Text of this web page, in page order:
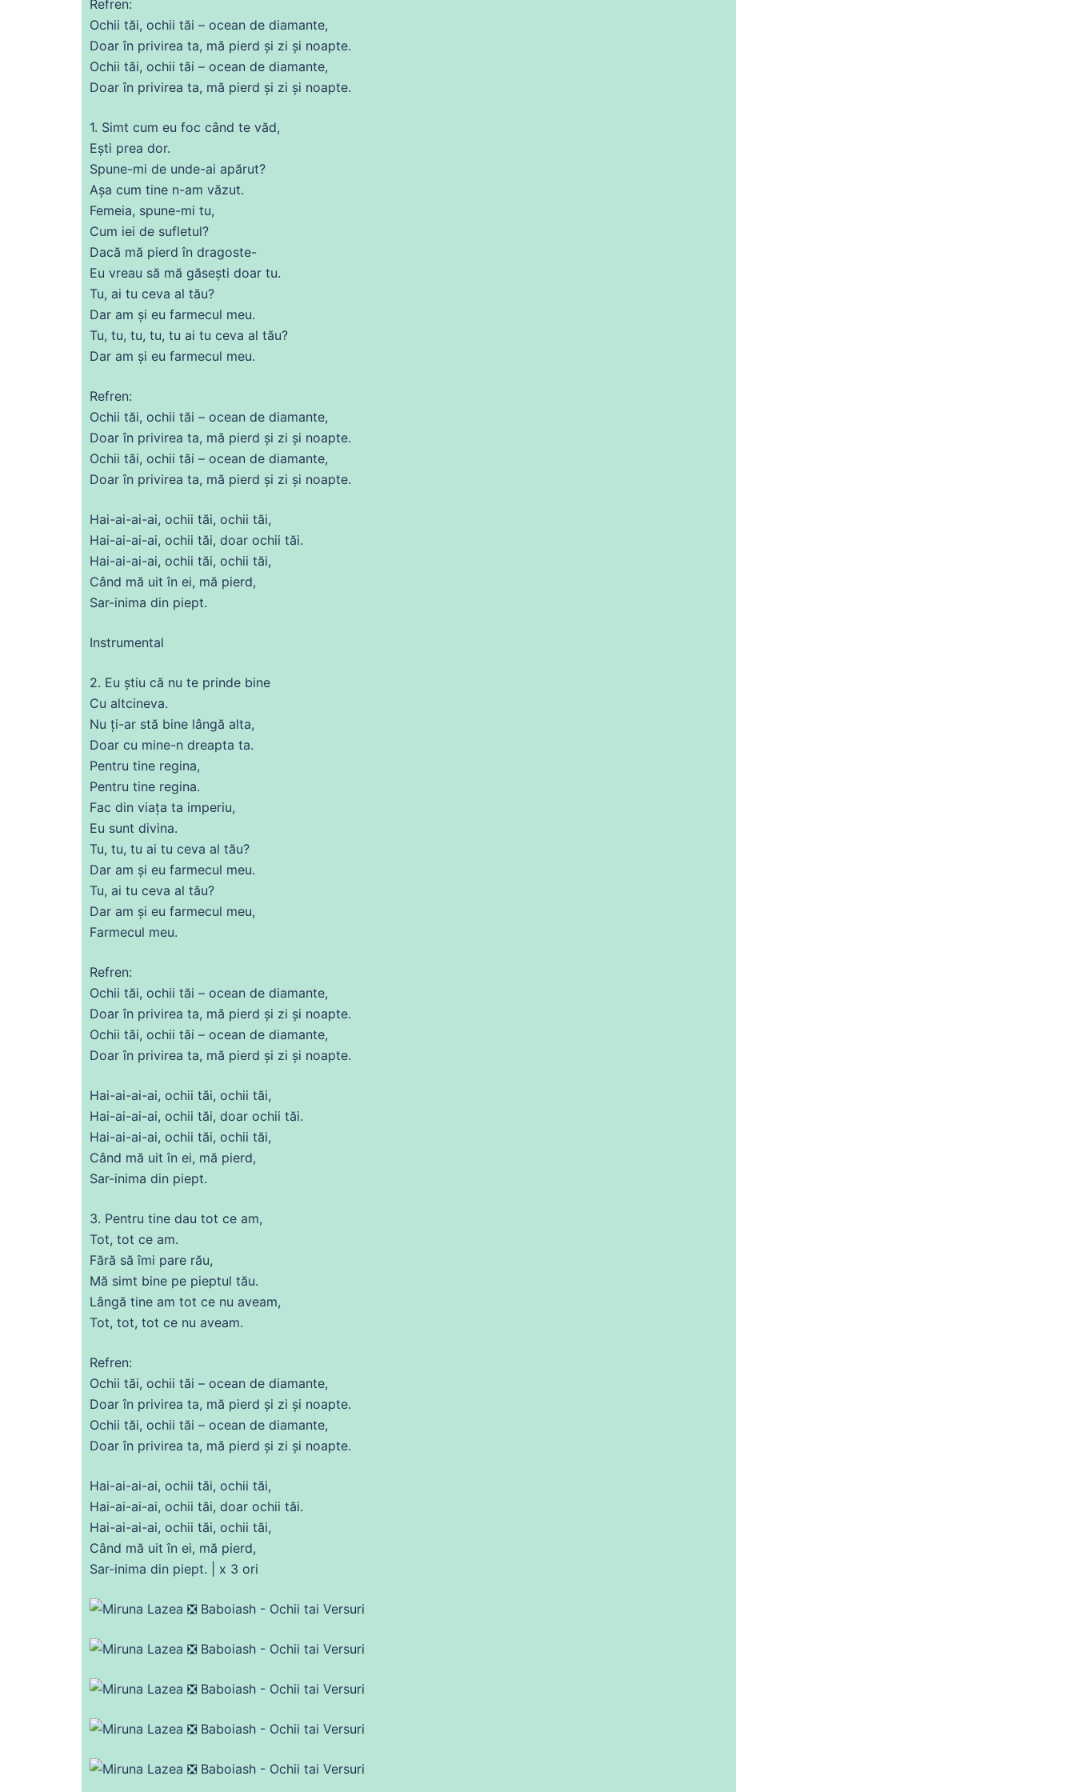
Refren:
Ochii tăi, ochii tăi – ocean de diamante,
Doar în privirea ta, mă pierd și zi și noapte.
Ochii tăi, ochii tăi – ocean de diamante,
Doar în privirea ta, mă pierd și zi și noapte.
1. Simt cum eu foc când te văd,
Ești prea dor.
Spune-mi de unde-ai apărut?
Așa cum tine n-am văzut.
Femeia, spune-mi tu,
Cum iei de sufletul?
Dacă mă pierd în dragoste-
Eu vreau să mă găsești doar tu.
Tu, ai tu ceva al tău?
Dar am și eu farmecul meu.
Tu, tu, tu, tu, tu ai tu ceva al tău?
Dar am și eu farmecul meu.
Refren:
Ochii tăi, ochii tăi – ocean de diamante,
Doar în privirea ta, mă pierd și zi și noapte.
Ochii tăi, ochii tăi – ocean de diamante,
Doar în privirea ta, mă pierd și zi și noapte.
Hai-ai-ai-ai, ochii tăi, ochii tăi,
Hai-ai-ai-ai, ochii tăi, doar ochii tăi.
Hai-ai-ai-ai, ochii tăi, ochii tăi,
Când mă uit în ei, mă pierd,
Sar-inima din piept.
Instrumental
2. Eu știu că nu te prinde bine
Cu altcineva.
Nu ți-ar stă bine lângă alta,
Doar cu mine-n dreapta ta.
Pentru tine regina,
Pentru tine regina.
Fac din viața ta imperiu,
Eu sunt divina.
Tu, tu, tu ai tu ceva al tău?
Dar am și eu farmecul meu.
Tu, ai tu ceva al tău?
Dar am și eu farmecul meu,
Farmecul meu.
Refren:
Ochii tăi, ochii tăi – ocean de diamante,
Doar în privirea ta, mă pierd și zi și noapte.
Ochii tăi, ochii tăi – ocean de diamante,
Doar în privirea ta, mă pierd și zi și noapte.
Hai-ai-ai-ai, ochii tăi, ochii tăi,
Hai-ai-ai-ai, ochii tăi, doar ochii tăi.
Hai-ai-ai-ai, ochii tăi, ochii tăi,
Când mă uit în ei, mă pierd,
Sar-inima din piept.
3. Pentru tine dau tot ce am,
Tot, tot ce am.
Fără să îmi pare rău,
Mă simt bine pe pieptul tău.
Lângă tine am tot ce nu aveam,
Tot, tot, tot ce nu aveam.
Refren:
Ochii tăi, ochii tăi – ocean de diamante,
Doar în privirea ta, mă pierd și zi și noapte.
Ochii tăi, ochii tăi – ocean de diamante,
Doar în privirea ta, mă pierd și zi și noapte.
Hai-ai-ai-ai, ochii tăi, ochii tăi,
Hai-ai-ai-ai, ochii tăi, doar ochii tăi.
Hai-ai-ai-ai, ochii tăi, ochii tăi,
Când mă uit în ei, mă pierd,
Sar-inima din piept. | x 3 ori